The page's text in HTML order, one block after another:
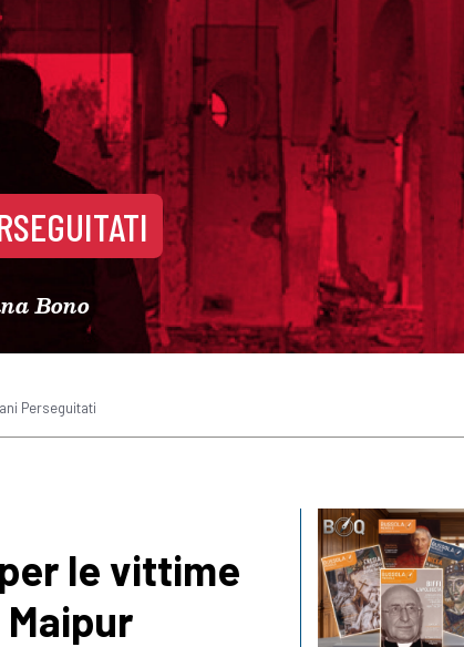
Bono
Perseguitati
le vittime